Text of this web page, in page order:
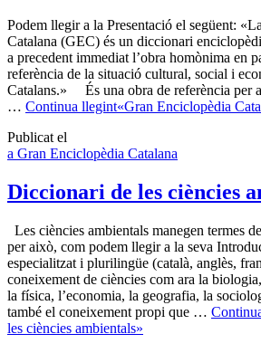
Podem llegir a la Presentació el següent:
Catalana (GEC) és un diccionari
a precedent immediat l’obra homònima en
referència de la situació cultural, social i
Catalans.» És una obra de referència per
… Continua llegint«Gran Enciclopèdia
Publicat el
a Gran Enciclopèdia Catalana
Diccionari de les ciències
Les ciències ambientals manegen termes
per això, com podem llegir a la seva
especialitzat i plurilingüe (català, anglès,
coneixement de ciències com ara la
la física, l’economia, la geografia, la
també el coneixement propi que …
les ciències ambientals»